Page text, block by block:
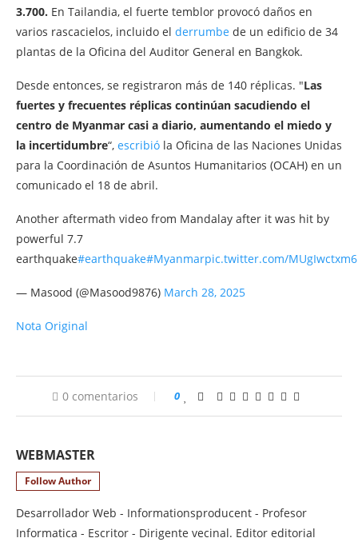
3.700. En Tailandia, el fuerte temblor provocó daños en
varios rascacielos, incluido el derrumbe de un edificio de 34
plantas de la Oficina del Auditor General en Bangkok.
Desde entonces, se registraron más de 140 réplicas. "Las
fuertes y frecuentes réplicas continúan sacudiendo el
centro de Myanmar casi a diario, aumentando el miedo y
la incertidumbre“, escribió la Oficina de las Naciones Unidas
para la Coordinación de Asuntos Humanitarios (OCAH) en un
comunicado el 18 de abril.
Another aftermath video from Mandalay after it was hit by
powerful 7.7
earthquake#earthquake#Myanmarpic.twitter.com/MUgIwctxm6
— Masood (@Masood9876) March 28, 2025
Nota Original
0 comentarios 0
WEBMASTER
Follow Author
Desarrollador Web - Informationsproducent - Profesor
Informatica - Escritor - Dirigente vecinal. Editor editorial